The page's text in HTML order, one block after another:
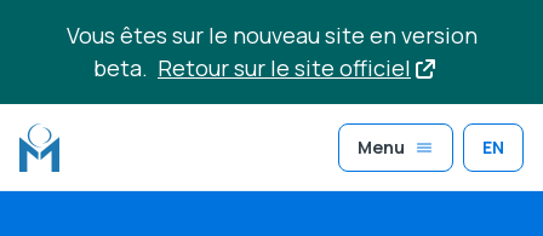
Vous êtes sur le nouveau site en version
beta. Retour sur le site officiel
Menu EN